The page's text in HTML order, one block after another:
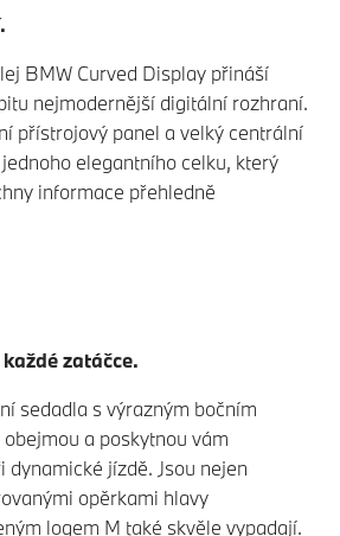
BMW Curved Display přináší
nejmodernější digitální rozhraní.
přístrojový panel a velký centrální
elegantního celku, který
informace přehledně
zatáčce.
sedadla s výrazným bočním
a poskytnou vám
dynamické jízdě. Jsou nejen
opěrkami hlavy
logem M také skvěle vypadají.